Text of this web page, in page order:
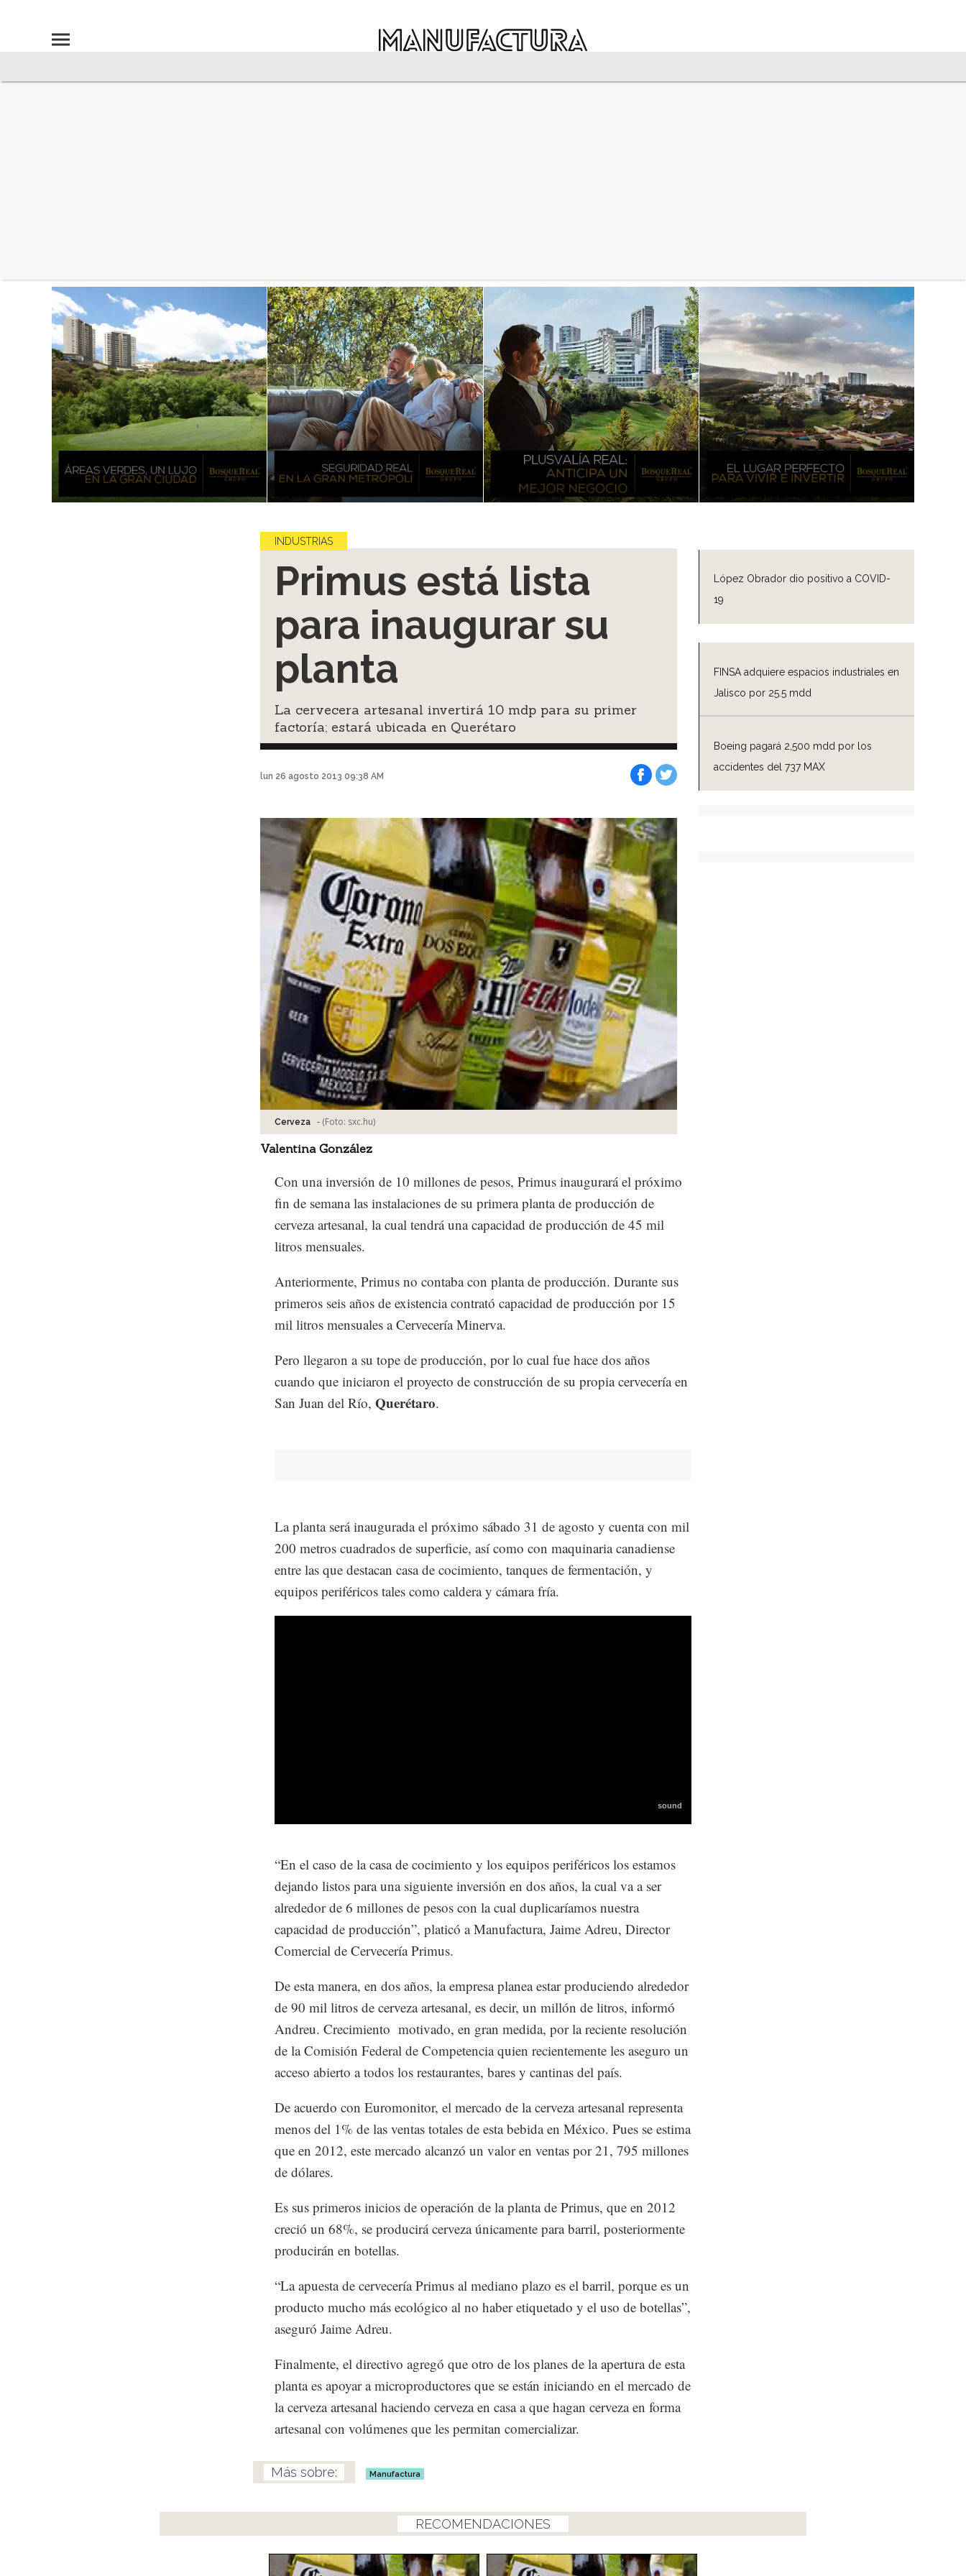
López Obrador dio positivo a COVID-
19
FINSA adquiere espacios industriales en
Jalisco por 25.5 mdd
Boeing pagará 2,500 mdd por los
accidentes del 737 MAX
INDUSTRIAS
Primus está lista
para inaugurar su
planta
La cervecera artesanal invertirá 10 mdp para su primer
factoría; estará ubicada en Querétaro
lun 26 agosto 2013 09:38 AM
Cerveza - (Foto: sxc.hu)
Valentina González
Con una inversión de 10 millones de pesos, Primus inaugurará el próximo
fin de semana las instalaciones de su primera planta de producción de
cerveza artesanal, la cual tendrá una capacidad de producción de 45 mil
litros mensuales.
Anteriormente, Primus no contaba con planta de producción. Durante sus
primeros seis años de existencia contrató capacidad de producción por 15
mil litros mensuales a Cervecería Minerva.
Pero llegaron a su tope de producción, por lo cual fue hace dos años
cuando que iniciaron el proyecto de construcción de su propia cervecería en
San Juan del Río, Querétaro.
La planta será inaugurada el próximo sábado 31 de agosto y cuenta con mil
200 metros cuadrados de superficie, así como con maquinaria canadiense
entre las que destacan casa de cocimiento, tanques de fermentación, y
equipos periféricos tales como caldera y cámara fría.
“En el caso de la casa de cocimiento y los equipos periféricos los estamos
dejando listos para una siguiente inversión en dos años, la cual va a ser
alrededor de 6 millones de pesos con la cual duplicaríamos nuestra
capacidad de producción”, platicó a Manufactura, Jaime Adreu, Director
Comercial de Cervecería Primus.
De esta manera, en dos años, la empresa planea estar produciendo alrededor
de 90 mil litros de cerveza artesanal, es decir, un millón de litros, informó
Andreu. Crecimiento motivado, en gran medida, por la reciente resolución
de la Comisión Federal de Competencia quien recientemente les aseguro un
acceso abierto a todos los restaurantes, bares y cantinas del país.
De acuerdo con Euromonitor, el mercado de la cerveza artesanal representa
menos del 1% de las ventas totales de esta bebida en México. Pues se estima
que en 2012, este mercado alcanzó un valor en ventas por 21, 795 millones
de dólares.
Es sus primeros inicios de operación de la planta de Primus, que en 2012
creció un 68%, se producirá cerveza únicamente para barril, posteriormente
producirán en botellas.
“La apuesta de cervecería Primus al mediano plazo es el barril, porque es un
producto mucho más ecológico al no haber etiquetado y el uso de botellas”,
aseguró Jaime Adreu.
Finalmente, el directivo agregó que otro de los planes de la apertura de esta
planta es apoyar a microproductores que se están iniciando en el mercado de
la cerveza artesanal haciendo cerveza en casa a que hagan cerveza en forma
artesanal con volúmenes que les permitan comercializar.
Manufactura
RECOMENDACIONES